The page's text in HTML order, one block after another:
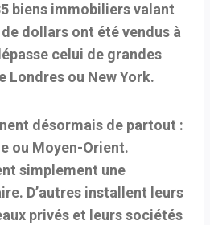
biens immobiliers valant
dollars ont été vendus à
celui de grandes
Londres ou New York.
désormais de partout :
ou Moyen-Orient.
simplement une
D’autres installent leurs
privés et leurs sociétés